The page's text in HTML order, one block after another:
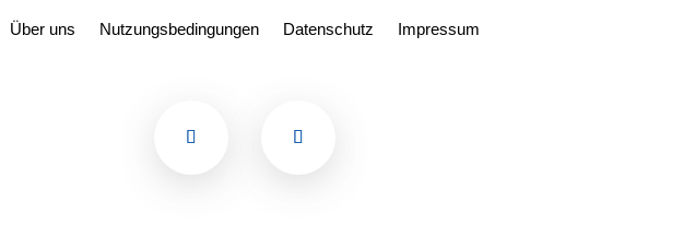
Über uns Nutzungsbedingungen Datenschutz Impressum